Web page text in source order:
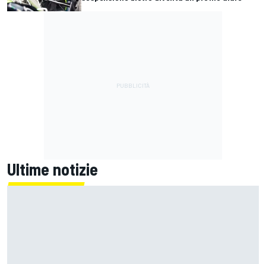
Ultime notizie